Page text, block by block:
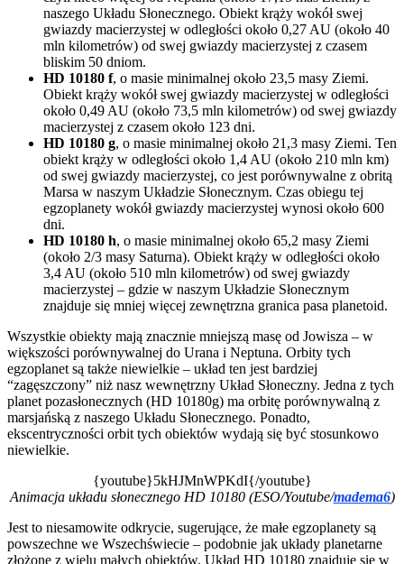
naszego Układu Słonecznego. Obiekt krąży wokół swej
gwiazdy macierzystej w odległości około 0,27 AU (około 40
mln kilometrów) od swej gwiazdy macierzystej z czasem
bliskim 50 dniom.
HD 10180 f, o masie minimalnej około 23,5 masy Ziemi.
Obiekt krąży wokół swej gwiazdy macierzystej w odległości
około 0,49 AU (około 73,5 mln kilometrów) od swej gwiazdy
macierzystej z czasem około 123 dni.
HD 10180 g, o masie minimalnej około 21,3 masy Ziemi. Ten
obiekt krąży w odległości około 1,4 AU (około 210 mln km)
od swej gwiazdy macierzystej, co jest porównywalne z obritą
Marsa w naszym Układzie Słonecznym. Czas obiegu tej
egzoplanety wokół gwiazdy macierzystej wynosi około 600
dni.
HD 10180 h, o masie minimalnej około 65,2 masy Ziemi
(około 2/3 masy Saturna). Obiekt krąży w odległości około
3,4 AU (około 510 mln kilometrów) od swej gwiazdy
macierzystej – gdzie w naszym Układzie Słonecznym
znajduje się mniej więcej zewnętrzna granica pasa planetoid.
Wszystkie obiekty mają znacznie mniejszą masę od Jowisza – w
większości porównywalnej do Urana i Neptuna. Orbity tych
egzoplanet są także niewielkie – układ ten jest bardziej
“zagęszczony” niż nasz wewnętrzny Układ Słoneczny. Jedna z tych
planet pozasłonecznych (HD 10180g) ma orbitę porównywalną z
marsjańską z naszego Układu Słonecznego. Ponadto,
ekscentryczności orbit tych obiektów wydają się być stosunkowo
niewielkie.
{youtube}5kHJMnWPKdI{/youtube}
Animacja układu słonecznego HD 10180 (ESO/Youtube/madema6)
Jest to niesamowite odkrycie, sugerujące, że małe egzoplanety są
powszechne we Wszechświecie – podobnie jak układy planetarne
złożone z wielu małych obiektów. Układ HD 10180 znajduje się w